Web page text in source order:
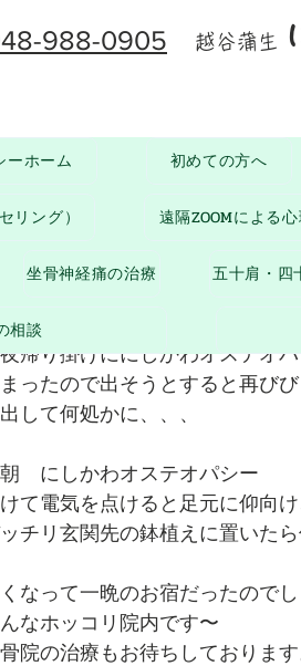
988-0905 越谷蒲生
メムシ来訪〜
Shigeru Nishikawa 2025年10月23日 読
帰り掛けににしかわオステオ
ったので出そうとすると再びび
して何処かに、、、
　にしかわオステオパシー
て電気を点けると足元に仰向
チリ玄関先の鉢植えに置いたら
なって一晩のお宿だったのでし
なホッコリ院内です〜
院の治療もお待ちしております
ーホーム 初めての方へ
リング） 遠隔ZOOMによる
坐骨神経痛の治療 五十肩・四
相談